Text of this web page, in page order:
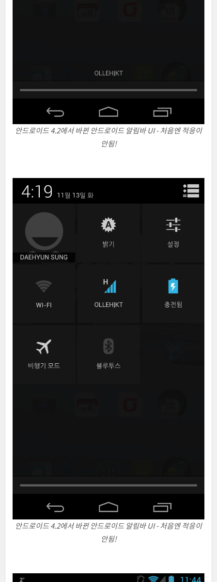
안드로이드 4.2에서 바뀐 안드로이드 알림바 UI - 처음엔 적응이
안됨!
안드로이드 4.2에서 바뀐 안드로이드 알림바 UI - 처음엔 적응이
안됨!